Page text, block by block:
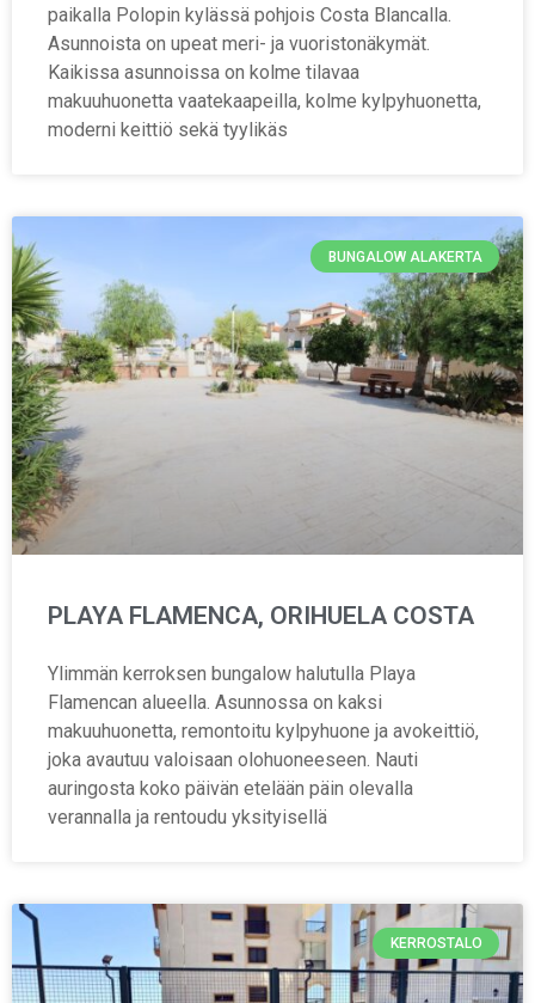
paikalla Polopin kylässä pohjois Costa Blancalla.
Asunnoista on upeat meri- ja vuoristonäkymät.
Kaikissa asunnoissa on kolme tilavaa
makuuhuonetta vaatekaapeilla, kolme kylpyhuonetta,
moderni keittiö sekä tyylikäs
BUNGALOW ALAKERTA
PLAYA FLAMENCA, ORIHUELA COSTA
Ylimmän kerroksen bungalow halutulla Playa
Flamencan alueella. Asunnossa on kaksi
makuuhuonetta, remontoitu kylpyhuone ja avokeittiö,
joka avautuu valoisaan olohuoneeseen. Nauti
auringosta koko päivän etelään päin olevalla
verannalla ja rentoudu yksityisellä
KERROSTALO